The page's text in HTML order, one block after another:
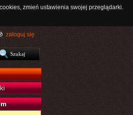
zmień ustawienia swojej przeglądarki.
zaloguj się